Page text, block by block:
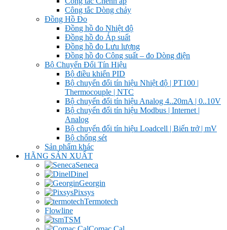
Công tắc Dòng chảy
Đồng Hồ Đo
Đồng hồ đo Nhiệt độ
Đồng hồ đo Áp suất
Đồng hồ đo Lưu lượng
Đồng hồ đo Công suất – đo Dòng điện
Bộ Chuyển Đổi Tín Hiệu
Bộ điều khiển PID
Bộ chuyển đổi tín hiệu Nhiệt độ | PT100 |
Thermocouple | NTC
Bộ chuyển đổi tín hiệu Analog 4..20mA | 0..10V
Bộ chuyển đổi tín hiệu Modbus | Internet |
Analog
Bộ chuyển đổi tín hiệu Loadcell | Biến trở | mV
Bộ chống sét
Sản phẩm khác
HÃNG SẢN XUẤT
Seneca
Dinel
Georgin
Pixsys
Termotech
Flowline
TSM